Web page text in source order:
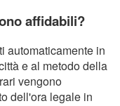
affidabili?
automaticamente in
e al metodo della
vengono
dell'ora legale in